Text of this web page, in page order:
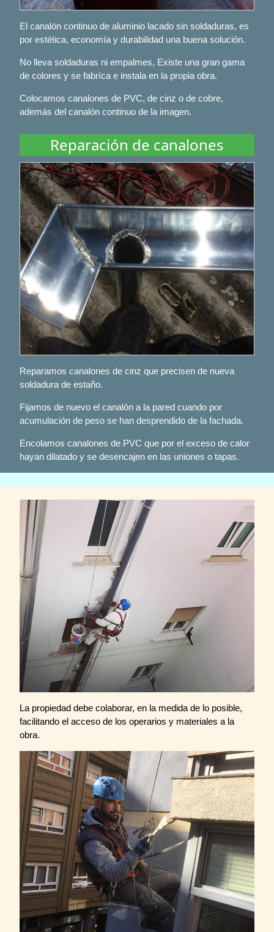
El canalón continuo de aluminio lacado sin soldaduras, es
por estética, economía y durabilidad una buena solución.
No lleva soldaduras ni empalmes, Existe una gran gama
de colores y se fabríca e instala en la propia obra.
Colocamos canalones de PVC, de cinz o de cobre,
además del canalón continuo de la imagen.
Reparación de canalones
Reparamos canalones de cinz que precisen de nueva
soldadura de estaño.
Fijamos de nuevo el canalón a la pared cuando por
acumulación de peso se han desprendido de la fachada.
Encolamos canalones de PVC que por el exceso de calor
hayan dilatado y se desencajen en las uniones o tapas.
La propiedad debe colaborar, en la medida de lo posible,
facilitando el acceso de los operarios y materiales a la
obra.